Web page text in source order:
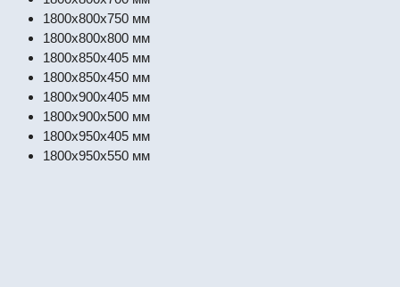
1800x800x750 мм
1800x800x800 мм
1800x850x405 мм
1800x850x450 мм
1800x900x405 мм
1800x900x500 мм
1800x950x405 мм
1800x950x550 мм